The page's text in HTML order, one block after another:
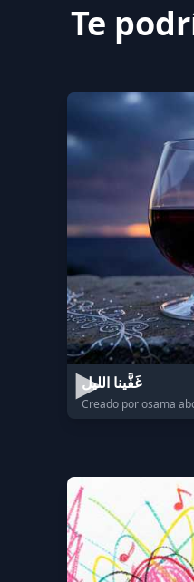
Te
غَفَّينا الليل
Creado por osama